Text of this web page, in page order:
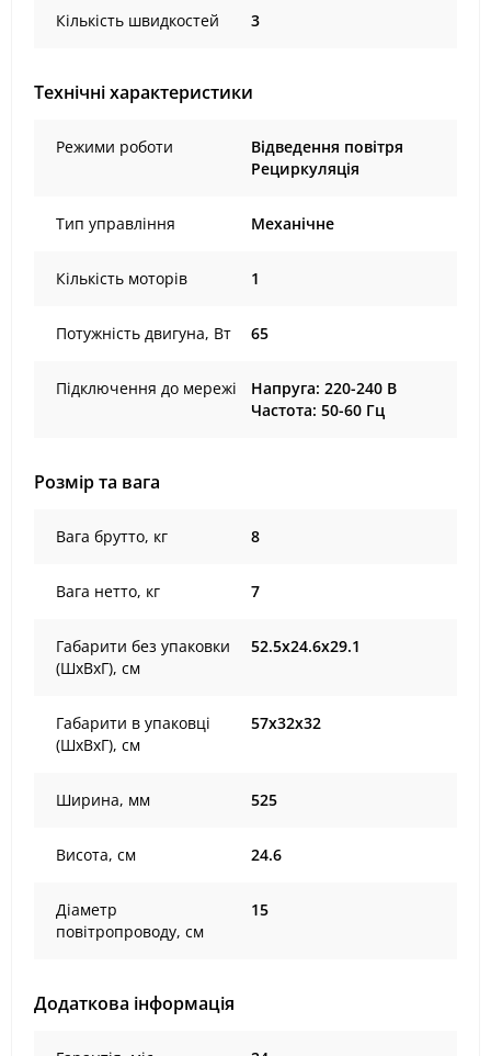
Кількість швидкостей 3
Технічні характеристики
Режими роботи
Відведення повітря
Рециркуляція
Тип управління Механічне
Кількість моторів 1
Потужність двигуна, Вт 65
Підключення до мережі
Напруга: 220-240 В
Частота: 50-60 Гц
Розмір та вага
Вага брутто, кг 8
Вага нетто, кг 7
Габарити без упаковки
(ШхВхГ), cм
52.5х24.6х29.1
Габарити в упаковці
(ШхВхГ), cм
57х32х32
Ширина, мм 525
Висота, см 24.6
Діаметр
повітропроводу, см
15
Додаткова інформація